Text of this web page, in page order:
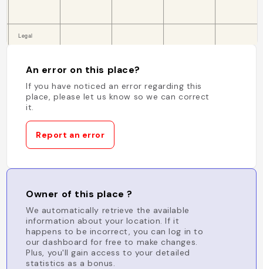
An error on this place?
If you have noticed an error regarding this
place, please let us know so we can correct
it.
Report an error
Owner of this place ?
We automatically retrieve the available
information about your location. If it
happens to be incorrect, you can log in to
our dashboard for free to make changes.
Plus, you'll gain access to your detailed
statistics as a bonus.